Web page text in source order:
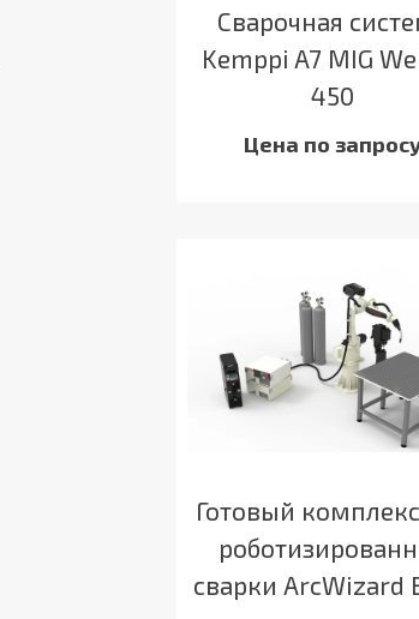
Сварочная
Kemppi A7 MIG
450
Цена по
Готовый
сварки ArcWizard